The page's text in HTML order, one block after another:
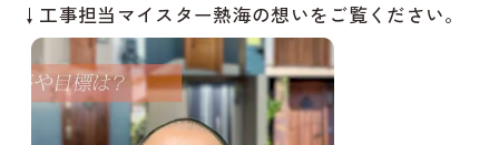
↓工事担当マイスター熱海の想いをご覧ください。